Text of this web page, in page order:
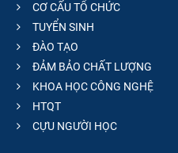
CƠ CẤU TỔ CHỨC
TUYỂN SINH
ĐÀO TẠO
ĐẢM BẢO CHẤT LƯỢNG
KHOA HỌC CÔNG NGHỆ
HTQT
CỰU NGƯỜI HỌC